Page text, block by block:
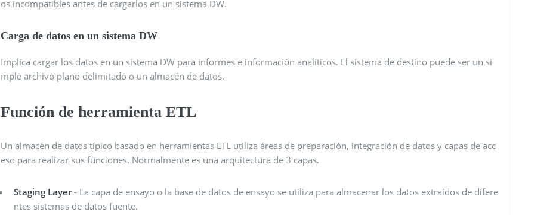
os incompatibles antes de cargarlos en un sistema DW.
Carga de datos en un sistema DW
Implica cargar los datos en un sistema DW para informes e información analíticos. El sistema de destino puede ser un si
mple archivo plano delimitado o un almacén de datos.
Función de herramienta ETL
Un almacén de datos típico basado en herramientas ETL utiliza áreas de preparación, integración de datos y capas de acc
eso para realizar sus funciones. Normalmente es una arquitectura de 3 capas.
Staging Layer- La capa de ensayo o la base de datos de ensayo se utiliza para almacenar los datos extraídos de difere
ntes sistemas de datos fuente.